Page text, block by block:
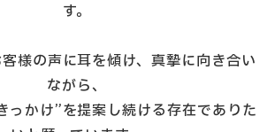
す。
様の声に耳を傾け、真摯に向き合い
ながら、
っかけ”を提案し続ける存在でありた